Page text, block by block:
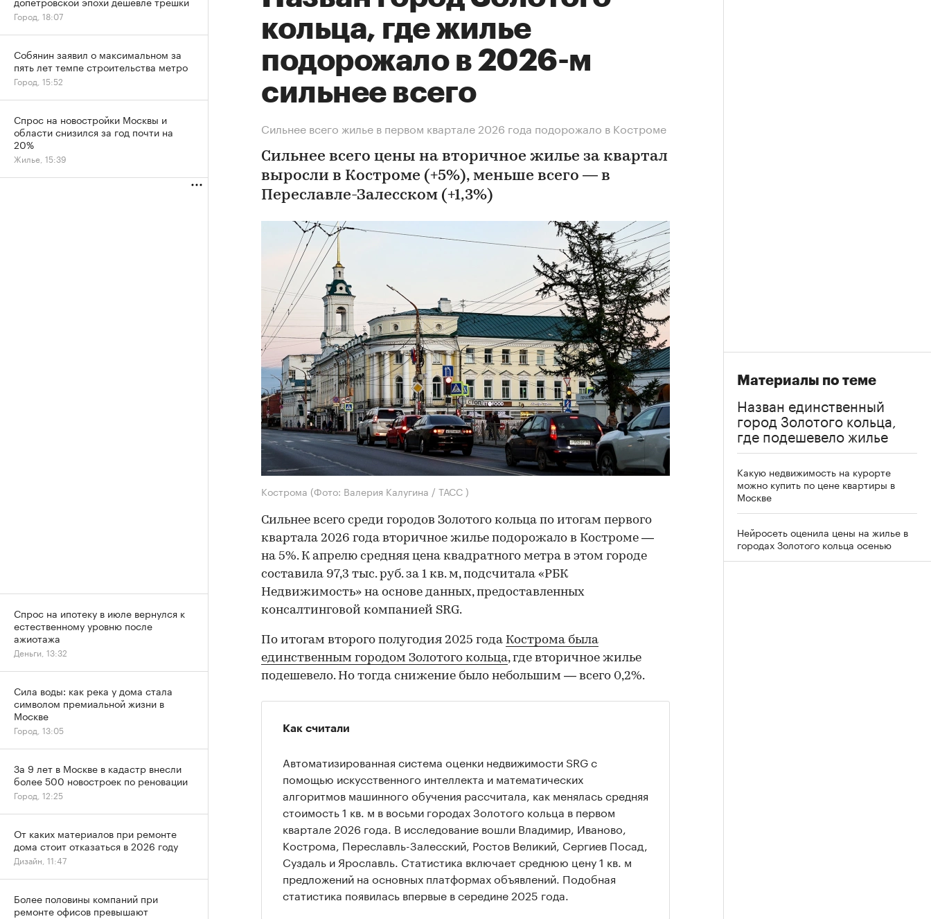
кольца, где жилье
подорожало в 2026-м
сильнее всего
Сильнее всего жилье в первом квартале 2026 года подорожало в Костроме
Сильнее всего цены на вторичное жилье за квартал
выросли в Костроме (+5%), меньше всего — в
Переславле-Залесском (+1,3%)
Кострома (Фото: Валерия Калугина / ТАСС )
Сильнее всего среди городов Золотого кольца по итогам первого
квартала 2026 года вторичное жилье подорожало в Костроме —
на 5%. К апрелю средняя цена квадратного метра в этом городе
составила 97,3 тыс. руб. за 1 кв. м, подсчитала «РБК
Недвижимость» на основе данных, предоставленных
консалтинговой компанией SRG.
По итогам второго полугодия 2025 года Кострома была
единственным городом Золотого кольца, где вторичное жилье
подешевело. Но тогда снижение было небольшим — всего 0,2%.
Как считали
Автоматизированная система оценки недвижимости SRG с
помощью искусственного интеллекта и математических
алгоритмов машинного обучения рассчитала, как менялась средняя
стоимость 1 кв. м в восьми городах Золотого кольца в первом
квартале 2026 года. В исследование вошли Владимир, Иваново,
Кострома, Переславль-Залесский, Ростов Великий, Сергиев Посад,
Суздаль и Ярославль. Статистика включает среднюю цену 1 кв. м
предложений на основных платформах объявлений. Подобная
статистика появилась впервые в середине 2025 года.
Материалы по теме
Назван единственный
город Золотого кольца,
где подешевело жилье
Какую недвижимость на курорте
можно купить по цене квартиры в
Москве
Нейросеть оценила цены на жилье в
городах Золотого кольца осенью
Город, 18:07
Собянин заявил о максимальном за
пять лет темпе строительства метро
Город, 15:52
Спрос на новостройки Москвы и
области снизился за год почти на
20%
Жилье, 15:39
Спрос на ипотеку в июле вернулся к
естественному уровню после
ажиотажа
Деньги, 13:32
Сила воды: как река у дома стала
символом премиальной жизни в
Москве
Город, 13:05
За 9 лет в Москве в кадастр внесли
более 500 новостроек по реновации
Город, 12:25
От каких материалов при ремонте
дома стоит отказаться в 2026 году
Дизайн, 11:47
Более половины компаний при
ремонте офисов превышают